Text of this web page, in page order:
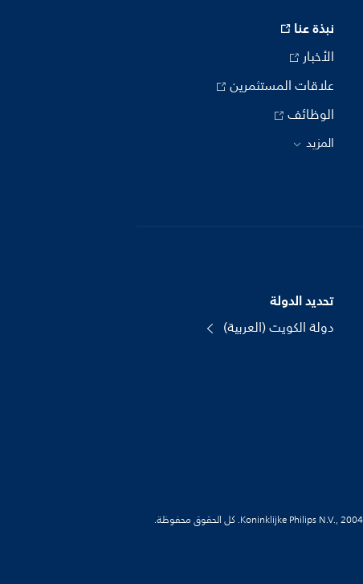
نبذة عنا
الأخبار
علاقات المستثمرين
الوظائف
المزيد
تحديد الدولة
دولة الكويت (العربية)